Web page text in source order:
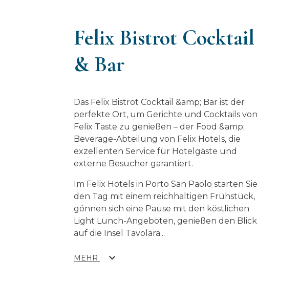
Felix Bistrot Cocktail
& Bar
Das Felix Bistrot Cocktail &amp; Bar ist der
perfekte Ort, um Gerichte und Cocktails von
Felix Taste zu genießen – der Food &amp;
Beverage-Abteilung von Felix Hotels, die
exzellenten Service für Hotelgäste und
externe Besucher garantiert.
Im Felix Hotels in Porto San Paolo starten Sie
den Tag mit einem reichhaltigen Frühstück,
gönnen sich eine Pause mit den köstlichen
Light Lunch-Angeboten, genießen den Blick
auf die Insel Tavolara...
MEHR